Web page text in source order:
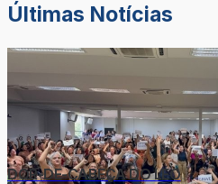
Últimas Notícias
DOR-DE-CABEÇA DO LÉO